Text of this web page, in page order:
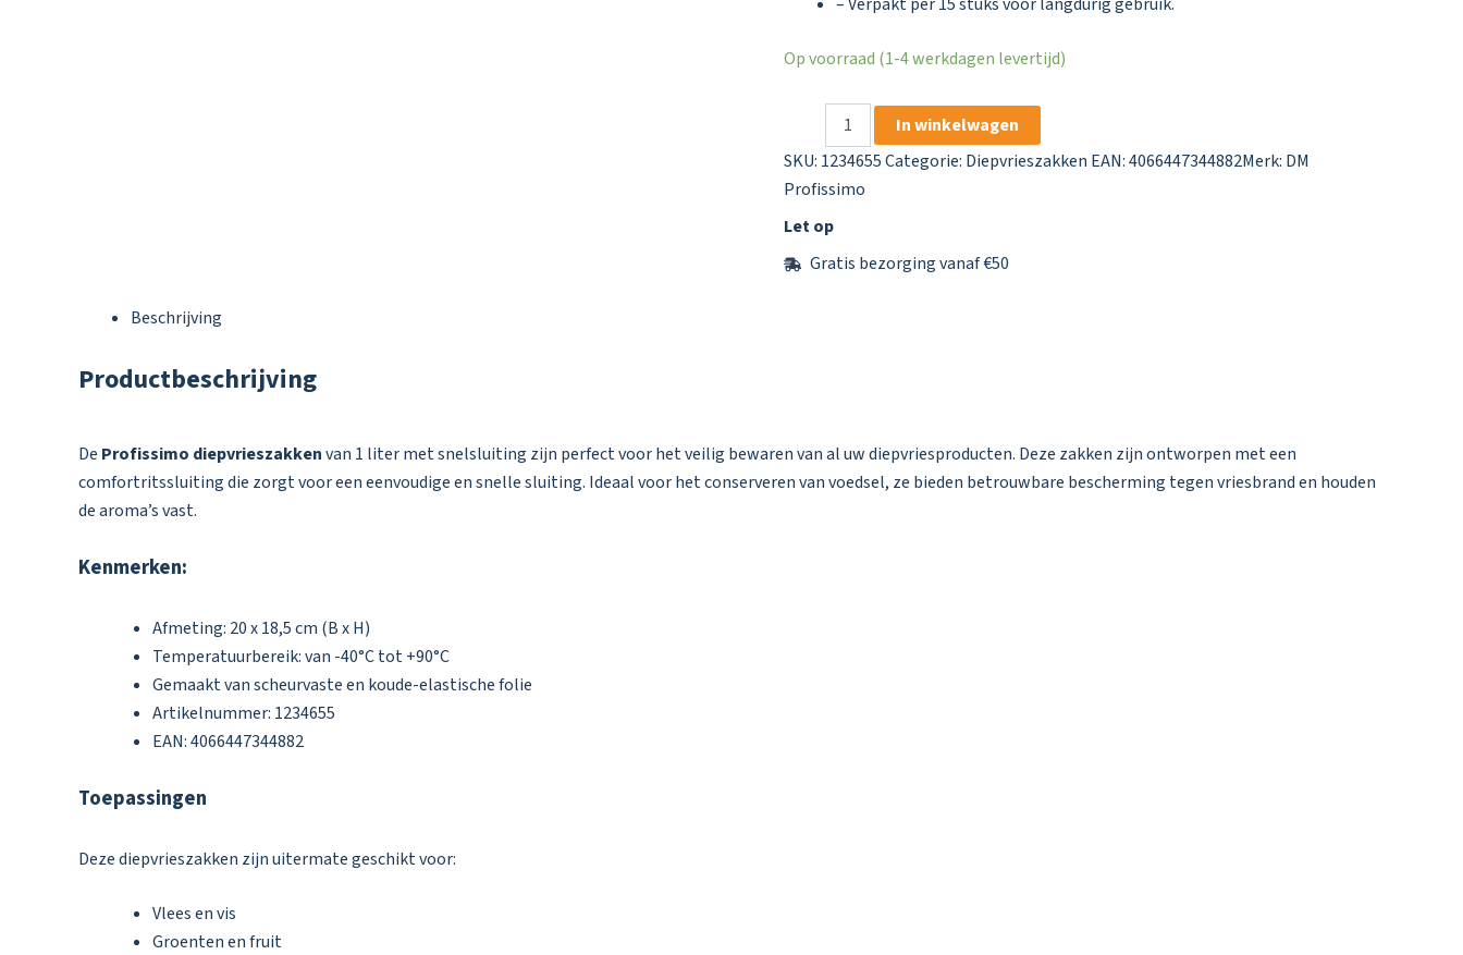
Op voorraad (1-4 werkdagen levertijd)
Diepvrieszakken
1
L
Met
Snelsluiting
15
In winkelwagen
SKU: 1234655Categorie: Diepvrieszakken EAN: 4066447344882Merk: DM
Profissimo
Let op
Gratis bezorging vanaf €50
Beschrijving
Productbeschrijving
De Profissimo diepvrieszakkenvan 1 liter met snelsluiting zijn perfect voor het veilig bewaren van al uw diepvriesproducten. Deze zakken zijn ontworpen met een
comfortritssluiting die zorgt voor een eenvoudige en snelle sluiting. Ideaal voor het conserveren van voedsel, ze bieden betrouwbare bescherming tegen vriesbrand en houden
de aroma’s vast.
Kenmerken:
Afmeting: 20 x 18,5 cm (B x H)
Temperatuurbereik: van -40°C tot +90°C
Gemaakt van scheurvaste en koude-elastische folie
Artikelnummer: 1234655
EAN: 4066447344882
Toepassingen
Deze diepvrieszakken zijn uitermate geschikt voor:
Vlees en vis
Groenten en fruit